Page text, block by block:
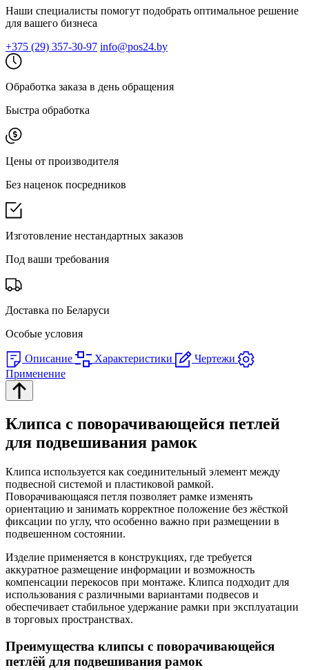
Наши специалисты помогут подобрать оптимальное решение
для вашего бизнеса
+375 (29) 357-30-97 info@pos24.by
Обработка заказа в день обращения
Быстра обработка
Цены от производителя
Без наценок посредников
Изготовление нестандартных заказов
Под ваши требования
Доставка по Беларуси
Особые условия
Описание Характеристики
Чертежи
Применение
Клипса с поворачивающейся петлей
для подвешивания рамок
Клипса используется как соединительный элемент между
подвесной системой и пластиковой рамкой.
Поворачивающаяся петля позволяет рамке изменять
ориентацию и занимать корректное положение без жёсткой
фиксации по углу, что особенно важно при размещении в
подвешенном состоянии.
Изделие применяется в конструкциях, где требуется
аккуратное размещение информации и возможность
компенсации перекосов при монтаже. Клипса подходит для
использования с различными вариантами подвесов и
обеспечивает стабильное удержание рамки при эксплуатации
в торговых пространствах.
Преимущества клипсы с поворачивающейся
петлёй для подвешивания рамок